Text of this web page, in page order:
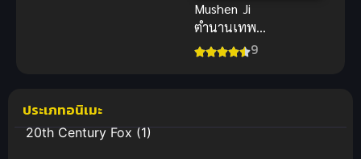
Mushen Ji
ตำนานเทพกู้
จักรวาล พากย์
9
ประเภทอนิเมะ
20th Century Fox(1)